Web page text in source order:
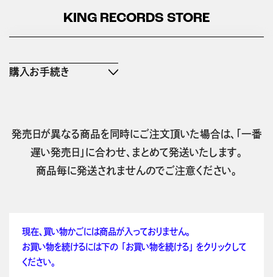
KING RECORDS STORE
購入お手続き
発売日が異なる商品を同時にご注文頂いた場合は、「一番
遅い発売日」に合わせ、まとめて発送いたします。
商品毎に発送されませんのでご注意ください。
現在、買い物かごには商品が入っておりません。
お買い物を続けるには下の 「お買い物を続ける」 をクリックして
ください。